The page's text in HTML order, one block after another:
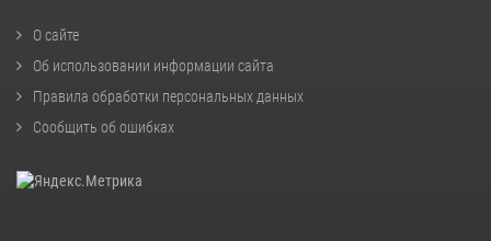
О сайте
Об использовании информации сайта
Правила обработки персональных данных
Сообщить об ошибках